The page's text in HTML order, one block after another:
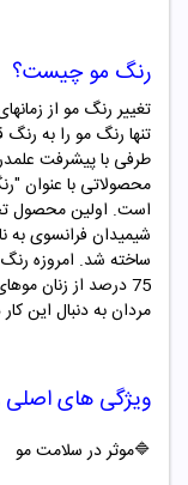
رنگ مو چیست؟
تغییر رنگ مو از
تنها رنگ مو را به
طرفی با پیشرفت
محصولاتی با عنوان "
شیمیدان فرانسوی به
ساخته شد. امروزه
75 درصد از زنان
مردان به دنبال این
ویژگی های اصلی
🔷موثر در سلامت مو